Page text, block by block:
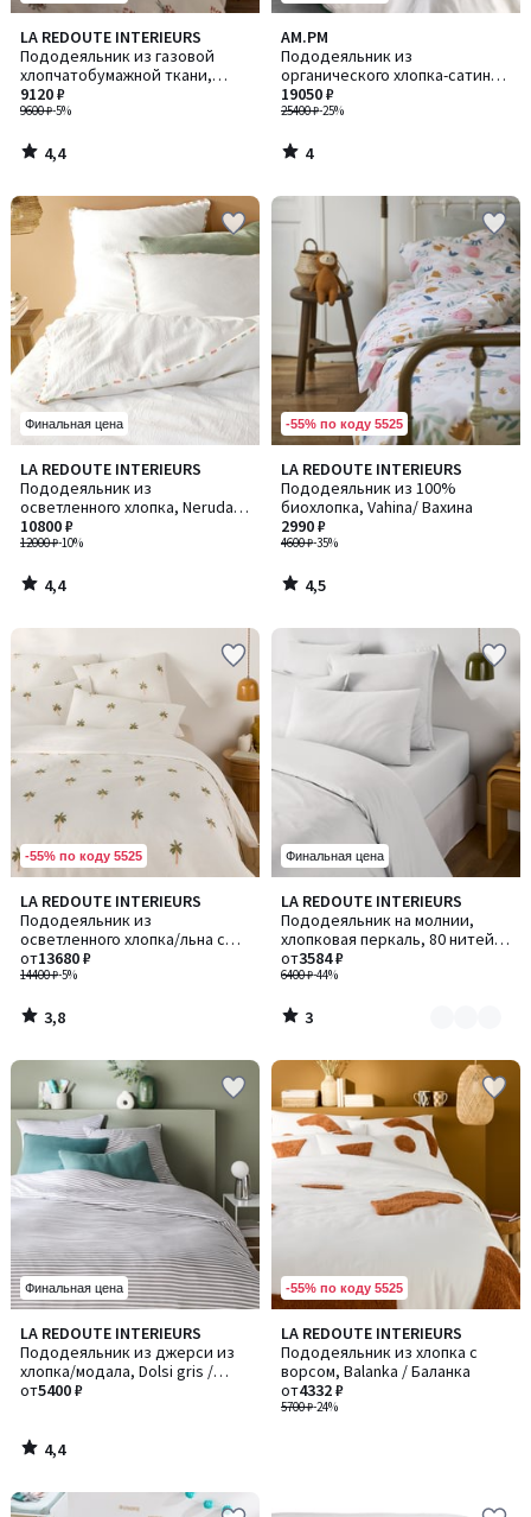
LA REDOUTE INTERIEURS
Пододеяльник из газовой
хлопчатобумажной ткани,
Monceaux / Монсо
9600 ₽-5%
9120 ₽
4,4
/ 5
4,4
/
AM.PM
Пододеяльник из
органического хлопка-сатина
и лиоцелла, TUCCI / ТУЧЧИ
25400 ₽-25%
19050 ₽
4
/
5
4
/
Финальная цена
LA REDOUTE INTERIEURS
Пододеяльник из
осветленного хлопка, Neruda /
Неруда
12000 ₽-10%
10800 ₽
4,4
/ 5
4,4
/
-55% по коду 5525
LA REDOUTE INTERIEURS
Пододеяльник из 100%
биохлопка, Vahina/ Вахина
4600 ₽-35%
2990 ₽
4,5
/ 5
4,5
/
-55% по коду 5525
LA REDOUTE INTERIEURS
Пододеяльник из
осветленного хлопка/льна с
вышивкой, Ravenel / Ревенел
14400 ₽-5%
от13680 ₽
3,8
/ 5
3,8
/
Финальная цена
LA REDOUTE INTERIEURS
Пододеяльник на молнии,
хлопковая перкаль, 80 нитей/
см², Scenario / Сценарио
6400 ₽-44%
от3584 ₽
3
/
5
Количество
цветов:
2
3
/
Финальная цена
LA REDOUTE INTERIEURS
Пододеяльник из джерси из
хлопка/модала, Dolsi gris /
Долси грис
от5400 ₽
4,4
/ 5
4,4
/
-55% по коду 5525
LA REDOUTE INTERIEURS
Пододеяльник из хлопка с
ворсом, Balanka / Баланка
5700 ₽-24%
от4332 ₽